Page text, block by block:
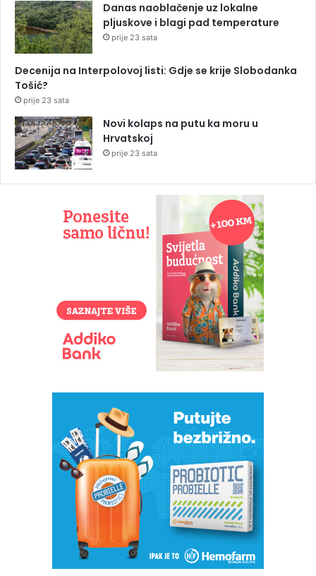
Danas naoblačenje uz lokalne
pljuskove i blagi pad temperature
prije 23 sata
Decenija na Interpolovoj listi: Gdje se krije Slobodanka
Tošić?
prije 23 sata
Novi kolaps na putu ka moru u
Hrvatskoj
prije 23 sata